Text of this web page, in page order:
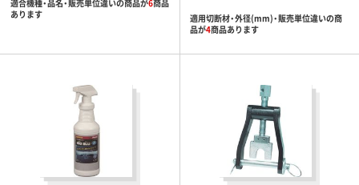
適合機種・品名・販売単位違いの商品が6商品
あります
適用切断材・外径(mm)・販売単位違いの商
品が4商品あります